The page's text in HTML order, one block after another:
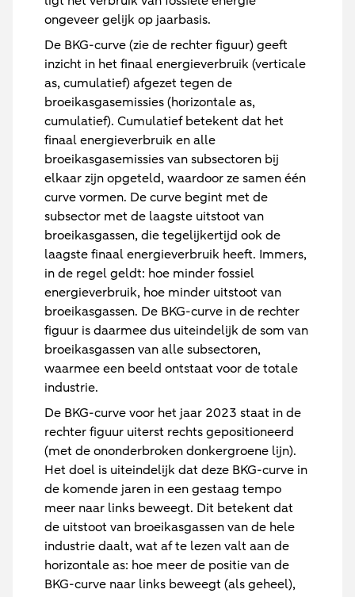
ongeveer gelijk op jaarbasis.
De BKG-curve (zie de rechter figuur) geeft
inzicht in het finaal energieverbruik (verticale
as, cumulatief) afgezet tegen de
broeikasgasemissies (horizontale as,
cumulatief). Cumulatief betekent dat het
finaal energieverbruik en alle
broeikasgasemissies van subsectoren bij
elkaar zijn opgeteld, waardoor ze samen één
curve vormen. De curve begint met de
subsector met de laagste uitstoot van
broeikasgassen, die tegelijkertijd ook de
laagste finaal energieverbruik heeft. Immers,
in de regel geldt: hoe minder fossiel
energieverbruik, hoe minder uitstoot van
broeikasgassen. De BKG-curve in de rechter
figuur is daarmee dus uiteindelijk de som van
broeikasgassen van alle subsectoren,
waarmee een beeld ontstaat voor de totale
industrie.
De BKG-curve voor het jaar 2023 staat in de
rechter figuur uiterst rechts gepositioneerd
(met de ononderbroken donkergroene lijn).
Het doel is uiteindelijk dat deze BKG-curve in
de komende jaren in een gestaag tempo
meer naar links beweegt. Dit betekent dat
de uitstoot van broeikasgassen van de hele
industrie daalt, wat af te lezen valt aan de
horizontale as: hoe meer de positie van de
BKG-curve naar links beweegt (als geheel),